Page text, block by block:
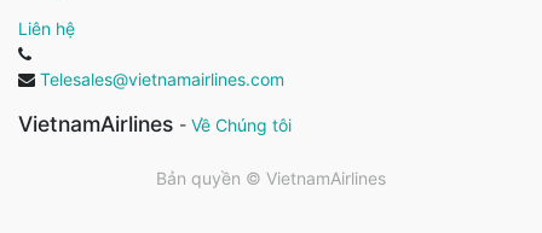
Liên hệ
Telesales@vietnamairlines.com
VietnamAirlines - Về Chúng tôi
Bản quyền © VietnamAirlines